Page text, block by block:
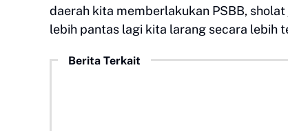
daerah kita memberlakukan PSBB,
lebih pantas lagi kita larang secara lebih
Berita Terkait